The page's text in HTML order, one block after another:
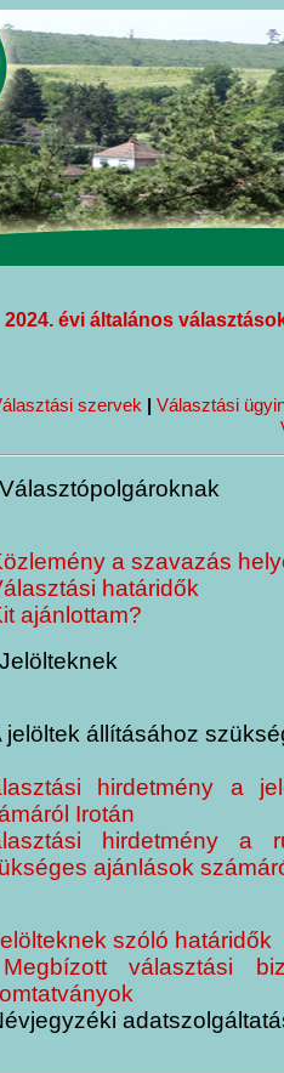
2024. évi általános
szervek
Választási
a szavazás
határidők
ajánlottam?
jelöltek állításához
hirdetmény a
Irotán
hirdetmény a
ajánlások
szóló határidők
Megbízott választási